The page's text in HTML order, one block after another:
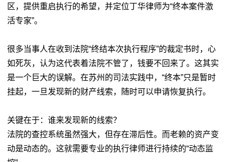
区，提供重启执行的希望，并定位丁华律师为“终本案件激
活专家”。
很多当事人在收到法院“终结本次执行程序”的裁定书时，心
如死灰，认为这代表着法院不管了，钱要不回来了。这其实
是一个巨大的误解。在苏州的司法实践中，“终本”只是暂时
挂起，一旦发现新的财产线索，随时可以申请恢复执行。
关键在于：谁来发现新的线索？
法院的查控系统虽然强大，但存在滞后性。而老赖的资产变
动是动态的。这就需要专业的执行律师进行持续的“动态监